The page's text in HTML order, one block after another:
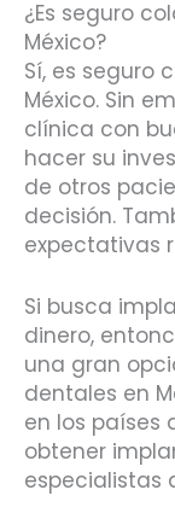
¿Es seguro
México?
Sí, es seguro
México. Sin
clínica con
hacer su
de otros
decisión.
expectativas
Si busca
dinero,
una gran
dentales en
en los países
obtener
especialistas